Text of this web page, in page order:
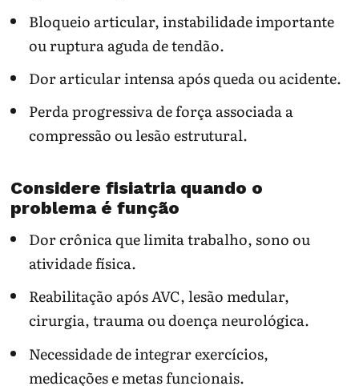
Bloqueio articular, instabilidade importante
ou ruptura aguda de tendão.
Dor articular intensa após queda ou acidente.
Perda progressiva de força associada a
compressão ou lesão estrutural.
Considere fisiatria quando o
problema é função
Dor crônica que limita trabalho, sono ou
atividade física.
Reabilitação após AVC, lesão medular,
cirurgia, trauma ou doença neurológica.
Necessidade de integrar exercícios,
medicações e metas funcionais.